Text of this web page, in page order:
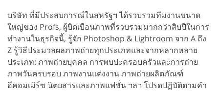
บริษัท ที่มีประสบการณ์ในสหรัฐฯ ได้รวบรวมทีมงานขนาด
ใหญ่ของ Profs, ผู้บิดเบือนภาพที่รวบรวมมากกว่าสิบปีในการ
ทำงานในธุรกิจนี้, รู้จัก Photoshop & Lightroom จาก A ถึง
Z รู้วิธีประมวลผลภาพถ่ายทุกประเภทและจากหลากหลาย
ประเภท: ภาพถ่ายบุคคล การพบปะครอบครัวและการถ่าย
ภาพวันครบรอบ ภาพงานแต่งงาน ภาพถ่ายผลิตภัณฑ์
อีคอมเมิร์ซ นิตยสารและภาพแฟชั่น ฯลฯ โปรดปฏิบัติตามคำ